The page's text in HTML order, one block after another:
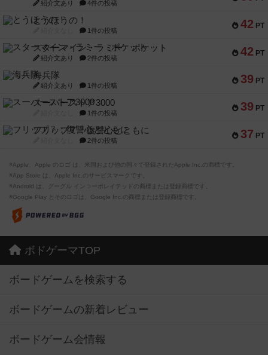
紹介文あり 4件の投稿
42 PT
とうほうの！
1件の投稿
42 PT
スターマイン・ラミー ポケット
紹介文あり 2件の投稿
39 PT
海兵隊
紹介文あり 1件の投稿
39 PT
スーパーストア3000
1件の投稿
37 PT
フリップ７：復讐心とともに
2件の投稿
※Apple、Apple のロゴ は、米国および他の国々で登録されたApple Inc.の商標です。
※App Store は、Apple Inc.のサービスマークです。
※Android は、グーグル インコーポレイテッドの商標または登録商標です。
※Google Play とそのロゴは、Google Inc.の商標または登録商標です。
ボドゲーマTOP
ボードゲームを検索する
ボードゲームの新着レビュー
ボードゲーム会情報